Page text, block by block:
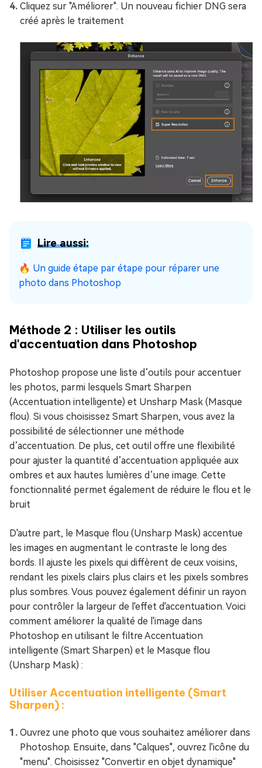
Cliquez sur "Améliorer". Un nouveau fichier DNG sera
créé après le traitement
Lire aussi:
🔥 Un guide étape par étape pour réparer une
photo dans Photoshop
Méthode 2 : Utiliser les outils
d'accentuation dans Photoshop
Photoshop propose une liste d’outils pour accentuer
les photos, parmi lesquels Smart Sharpen
(Accentuation intelligente) et Unsharp Mask (Masque
flou). Si vous choisissez Smart Sharpen, vous avez la
possibilité de sélectionner une méthode
d’accentuation. De plus, cet outil offre une flexibilité
pour ajuster la quantité d’accentuation appliquée aux
ombres et aux hautes lumières d’une image. Cette
fonctionnalité permet également de réduire le flou et le
bruit
D'autre part, le Masque flou (Unsharp Mask) accentue
les images en augmentant le contraste le long des
bords. Il ajuste les pixels qui diffèrent de ceux voisins,
rendant les pixels clairs plus clairs et les pixels sombres
plus sombres. Vous pouvez également définir un rayon
pour contrôler la largeur de l'effet d'accentuation. Voici
comment améliorer la qualité de l'image dans
Photoshop en utilisant le filtre Accentuation
intelligente (Smart Sharpen) et le Masque flou
(Unsharp Mask) :
Utiliser Accentuation intelligente (Smart
Sharpen) :
Ouvrez une photo que vous souhaitez améliorer dans
Photoshop. Ensuite, dans "Calques", ouvrez l'icône du
"menu". Choisissez "Convertir en objet dynamique"